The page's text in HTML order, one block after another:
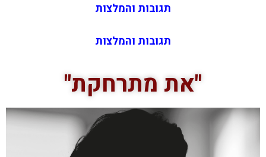
תגובות והמלצות
תגובות והמלצות
"את מתרחקת"